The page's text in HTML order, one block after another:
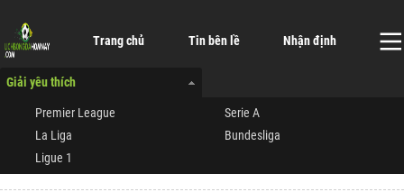
Trang chủ Tin bên lề Nhận định
Giải yêu thích
Premier League
Serie A
La Liga
Bundesliga
Ligue 1